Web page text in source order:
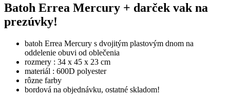
Batoh Errea Mercury + darček vak na
prezúvky!
batoh Errea Mercury s dvojitým plastovým dnom na
oddelenie obuvi od oblečenia
rozmery : 34 x 45 x 23 cm
materiál : 600D polyester
rôzne farby
bordová na objednávku, ostatné skladom!